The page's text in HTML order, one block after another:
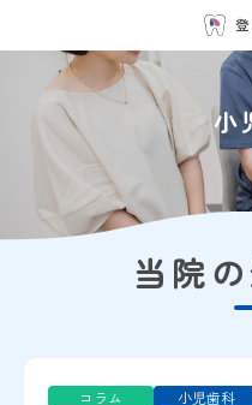
小
当院
コラム 小児歯科